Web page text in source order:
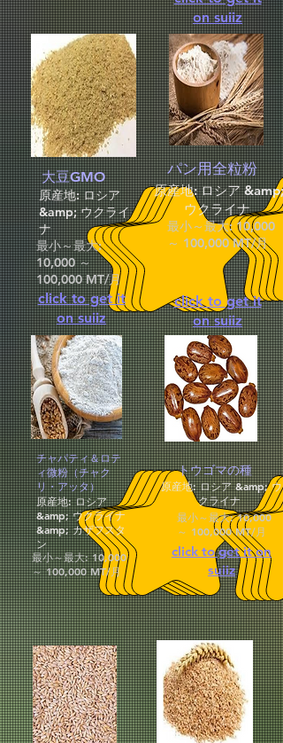
on suiiz
大豆GMO
原産地: ロシア
&amp; ウクライ
ナ
最小～最大:
10,000 ～
100,000 MT/月
click to get it
on suiiz
パン用全粒粉
原産地: ロシア &amp;
ウクライナ
最小～最大: 10,000
～ 100,000 MT/月
click to get it
on suiiz
チャパティ＆ロテ
ィ微粉（チャク
リ・アッタ）
原産地: ロシア
&amp; ウクライナ
&amp; カザフスタ
ン
最小～最大: 10,000
～ 100,000 MT/月
トウゴマの種
原産地: ロシア &amp; ウ
クライナ
最小～最大: 10,000
～ 100,000 MT/月
click to get iton
suiiz